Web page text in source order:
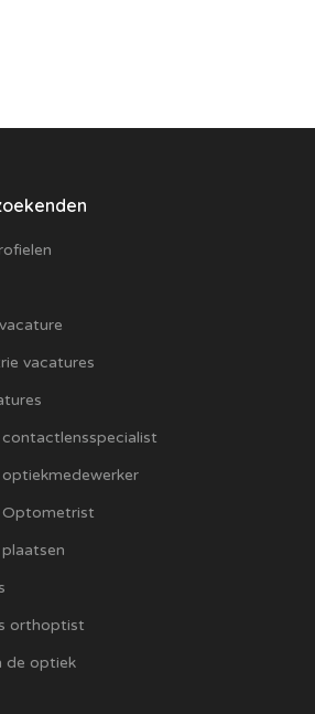
vacatures
Optometrist
orthoptist
de optiek